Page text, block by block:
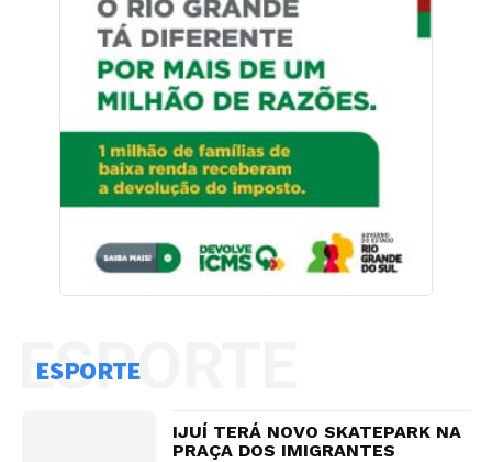
ESPORTE
ESPORTE
IJUÍ TERÁ NOVO SKATEPARK NA
PRAÇA DOS IMIGRANTES